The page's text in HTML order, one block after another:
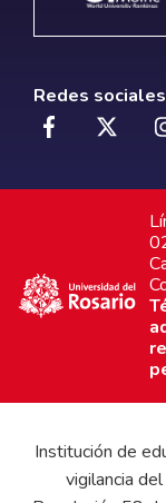
Redes sociales
Institución de
vigilancia